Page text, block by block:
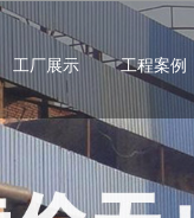
工厂展示 工程案例